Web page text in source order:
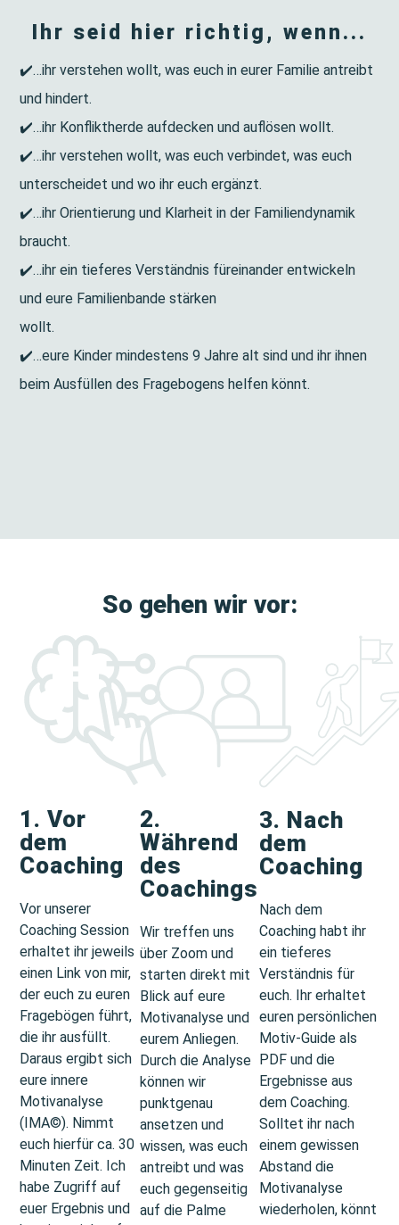
Ihr seid hier richtig, wenn...
✔️…ihr verstehen wollt, was euch in eurer Familie antreibt
und hindert.
✔️…ihr Konfliktherde aufdecken und auflösen wollt.
✔️…ihr verstehen wollt, was euch verbindet, was euch
unterscheidet und wo ihr euch ergänzt.
✔️…ihr Orientierung und Klarheit in der Familiendynamik
braucht.
✔️…ihr ein tieferes Verständnis füreinander entwickeln
und eure Familienbande stärken
wollt.
✔️…eure Kinder mindestens 9 Jahre alt sind und ihr ihnen
beim Ausfüllen des Fragebogens helfen könnt.
So gehen wir vor:
1. Vor
dem
Coaching
Vor unserer
Coaching Session
erhaltet ihr jeweils
einen Link von mir,
der euch zu euren
Fragebögen führt,
die ihr ausfüllt.
Daraus ergibt sich
eure innere
Motivanalyse
(IMA©️). Nimmt
euch hierfür ca. 30
Minuten Zeit. Ich
habe Zugriff auf
euer Ergebnis und
2.
Während
des
Coachings
Wir treffen uns
über Zoom und
starten direkt mit
Blick auf eure
Motivanalyse und
eurem Anliegen.
Durch die Analyse
können wir
punktgenau
ansetzen und
wissen, was euch
antreibt und was
euch gegenseitig
auf die Palme
3. Nach
dem
Coaching
Nach dem
Coaching habt ihr
ein tieferes
Verständnis für
euch. Ihr erhaltet
euren persönlichen
Motiv-Guide als
PDF und die
Ergebnisse aus
dem Coaching.
Solltet ihr nach
einem gewissen
Abstand die
Motivanalyse
wiederholen, könnt